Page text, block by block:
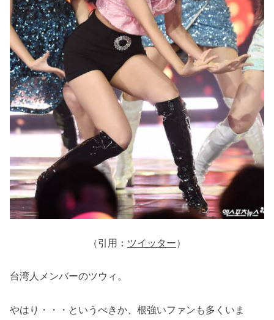
（引用： ツイッター）
台湾人メンバーのツウィ。
やはり・・・というべきか、根強いファンも多くいま